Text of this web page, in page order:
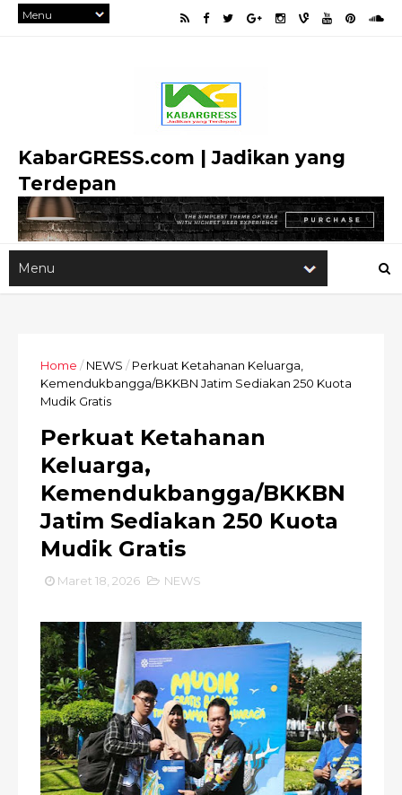
KabarGRESS.com | Jadikan yang
Terdepan
Home / NEWS / Perkuat Ketahanan Keluarga,
Kemendukbangga/BKKBN Jatim Sediakan 250 Kuota
Mudik Gratis
Perkuat Ketahanan
Keluarga,
Kemendukbangga/BKKBN
Jatim Sediakan 250 Kuota
Mudik Gratis
Maret 18, 2026 NEWS